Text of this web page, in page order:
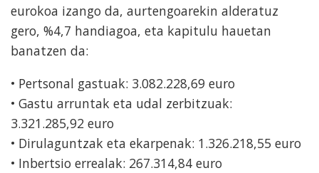
eurokoa izango da, aurtengoarekin alderatuz
gero, %4,7 handiagoa, eta kapitulu hauetan
banatzen da:
• Pertsonal gastuak: 3.082.228,69 euro
• Gastu arruntak eta udal zerbitzuak:
3.321.285,92 euro
• Dirulaguntzak eta ekarpenak: 1.326.218,55 euro
• Inbertsio errealak: 267.314,84 euro